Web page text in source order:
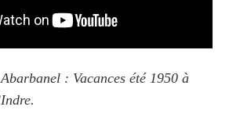
: Vacances été 1950 à